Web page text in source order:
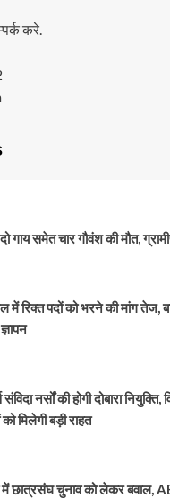
करे.
गाय समेत चार गौवंश की मौत,
में रिक्त पदों को भरने की मांग तेज,
नर्सों की होगी दोबारा नियुक्ति,
मिलेगी बड़ी राहत
में छात्रसंघ चुनाव को लेकर बवाल,